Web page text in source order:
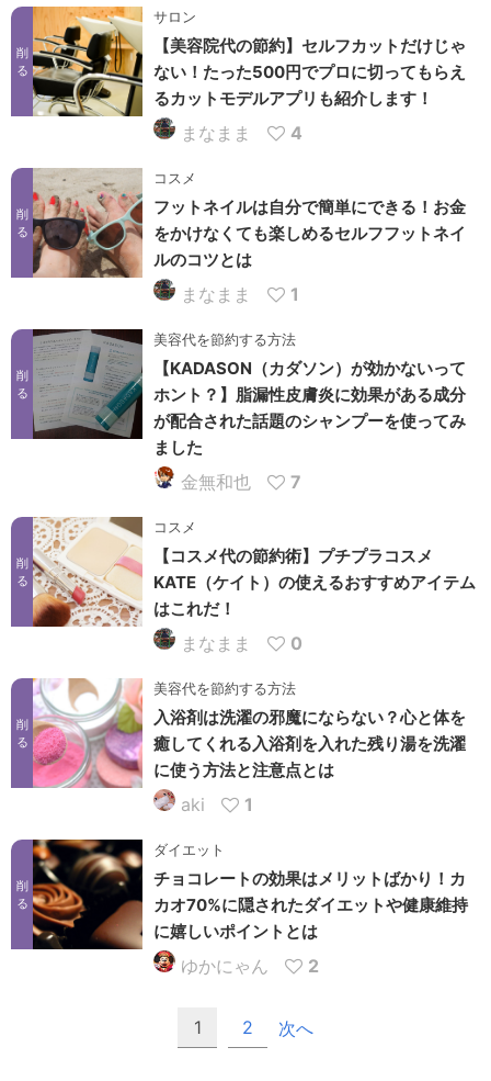
削
る
サロン
【美容院代の節約】セルフカットだけじゃ
ない！たった500円でプロに切ってもらえ
るカットモデルアプリも紹介します！
まなまま 4
削
る
コスメ
フットネイルは自分で簡単にできる！お金
をかけなくても楽しめるセルフフットネイ
ルのコツとは
まなまま 1
削
る
美容代を節約する方法
【KADASON（カダソン）が効かないって
ホント？】脂漏性皮膚炎に効果がある成分
が配合された話題のシャンプーを使ってみ
ました
金無和也 7
削
る
コスメ
【コスメ代の節約術】プチプラコスメ
KATE（ケイト）の使えるおすすめアイテム
はこれだ！
まなまま 0
削
る
美容代を節約する方法
入浴剤は洗濯の邪魔にならない？心と体を
癒してくれる入浴剤を入れた残り湯を洗濯
に使う方法と注意点とは
aki 1
削
る
ダイエット
チョコレートの効果はメリットばかり！カ
カオ70%に隠されたダイエットや健康維持
に嬉しいポイントとは
ゆかにゃん 2
1 2 次へ